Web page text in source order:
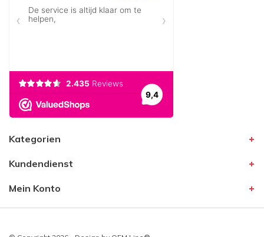
Kategorien
Kundendienst
Mein Konto